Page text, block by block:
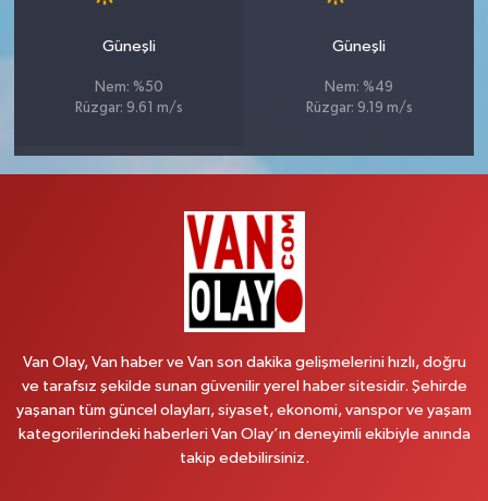
Güneşli
Nem: %50
Rüzgar: 9.61 m/s
Güneşli
Nem: %49
Rüzgar: 9.19 m/s
Van Olay, Van haber ve Van son dakika gelişmelerini hızlı, doğru
ve tarafsız şekilde sunan güvenilir yerel haber sitesidir. Şehirde
yaşanan tüm güncel olayları, siyaset, ekonomi, vanspor ve yaşam
kategorilerindeki haberleri Van Olay’ın deneyimli ekibiyle anında
takip edebilirsiniz.